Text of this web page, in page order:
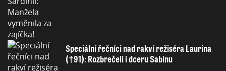
Speciální řečníci nad rakví režiséra Laurina
(†91): Rozbrečeli i dceru Sabinu